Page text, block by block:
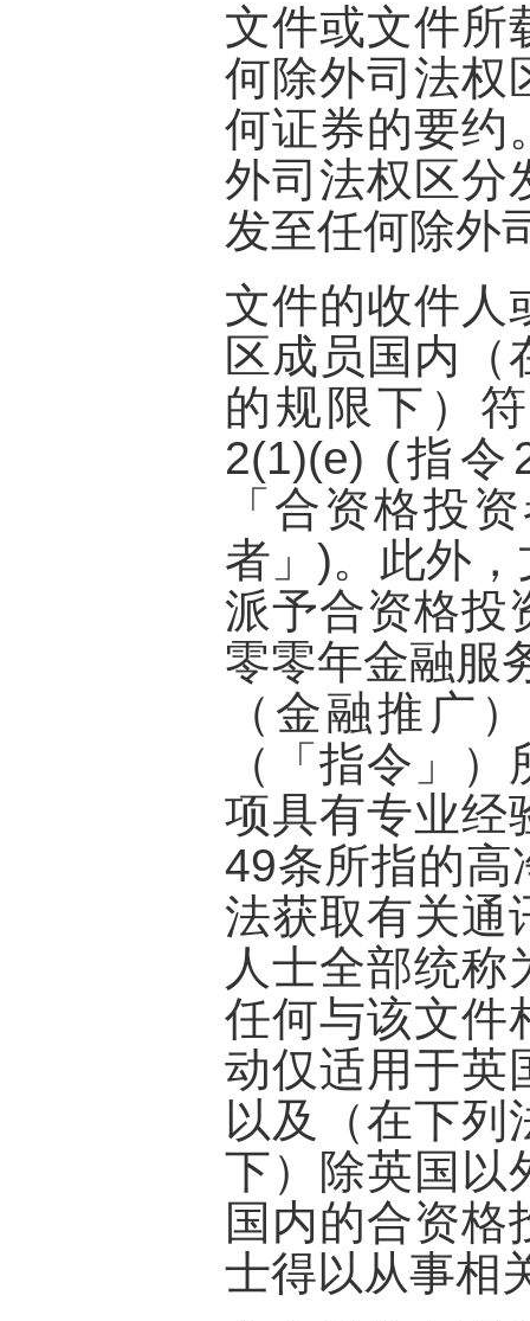
文件或文件所
何除外司法权
何证券的要约
外司法权区分
发至任何除外
文件的收件人
区成员国内（
的规限下）
2(1)(e) (指令
「合资格投
者」)。此外
派予合资格投
零零年金融服
（金融推广
（「指令」
项具有专业经
49条所指的高
法获取有关通
人士全部统称
任何与该文件
动仅适用于英
以及（在下列
下）除英国以
国内的合资格
士得以从事相